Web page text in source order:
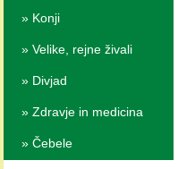
» Konji
» Velike, rejne živali
» Divjad
» Zdravje in medicina
» Čebele